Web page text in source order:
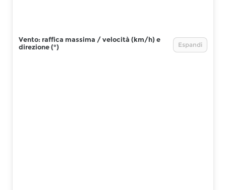
Vento: raffica massima / velocità (km/h) e
direzione (°)
Espandi